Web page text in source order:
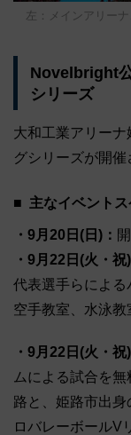
左：メインアリー
Novelbright
シリーズ
大和工業アリー
グシリーズが開催
主なイベント
・9月20日(日)：
・9月22日(火・祝)
代表選手らによる
空手教室、水泳教
・9月22日(火・祝)
ムによる試合を
路と、姫路市出
ロバレーボールV